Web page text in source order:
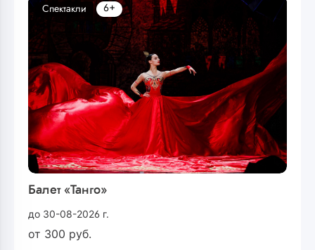
Балет «Танго»
до 30-08-2026 г.
от 300 руб.
Спектакли 6+